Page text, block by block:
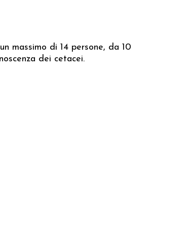
massimo di 14 persone, da 10
dei cetacei.